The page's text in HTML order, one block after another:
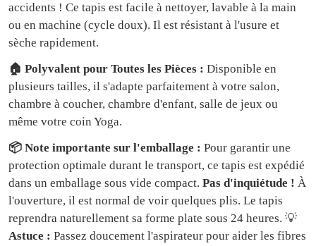
accidents ! Ce tapis est facile à nettoyer, lavable à la main
ou en machine (cycle doux). Il est résistant à l'usure et
sèche rapidement.
🏠 Polyvalent pour Toutes les Pièces : Disponible en
plusieurs tailles, il s'adapte parfaitement à votre salon,
chambre à coucher, chambre d'enfant, salle de jeux ou
même votre coin Yoga.
📦 Note importante sur l'emballage : Pour garantir une
protection optimale durant le transport, ce tapis est expédié
dans un emballage sous vide compact. Pas d'inquiétude ! À
l'ouverture, il est normal de voir quelques plis. Le tapis
reprendra naturellement sa forme plate sous 24 heures. 💡
Astuce : Passez doucement l'aspirateur pour aider les fibres